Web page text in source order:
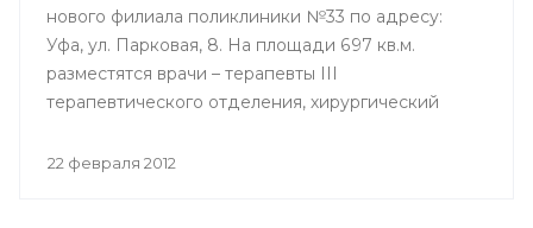
нового филиала поликлиники №33 по адресу:
Уфа, ул. Парковая, 8. На площади 697 кв.м.
разместятся врачи – терапевты III
терапевтического отделения, хирургический
невролога, физиотерапевтическое отделение,
22 февраля 2012